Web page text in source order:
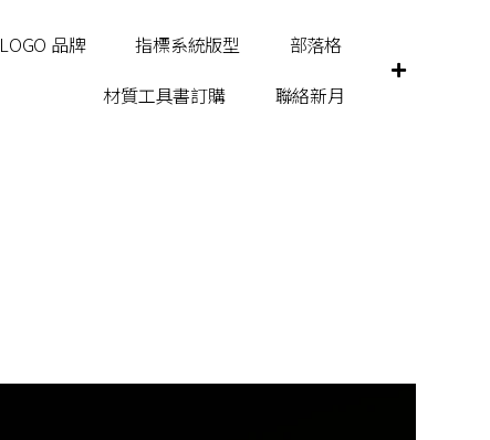
LOGO 品牌 指標系統版型
部落格
材質工具書訂購
聯絡新月